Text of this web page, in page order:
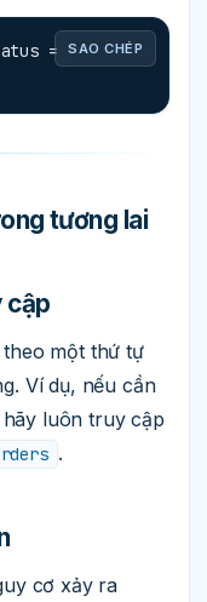
SAO CHÉP
=
tương lai
cập
một thứ tự
Ví dụ, nếu cần
hãy luôn truy cập
.
cơ xảy ra